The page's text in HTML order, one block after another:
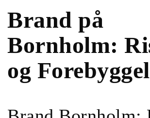
Brand på
Bornholm:
og